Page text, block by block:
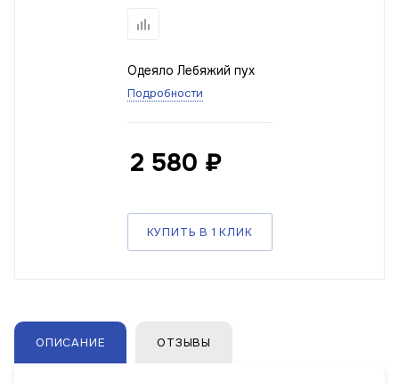
Одеяло Лебяжий пух
Подробности
2 580 ₽
КУПИТЬ В 1 КЛИК
ОПИСАНИЕ ОТЗЫВЫ